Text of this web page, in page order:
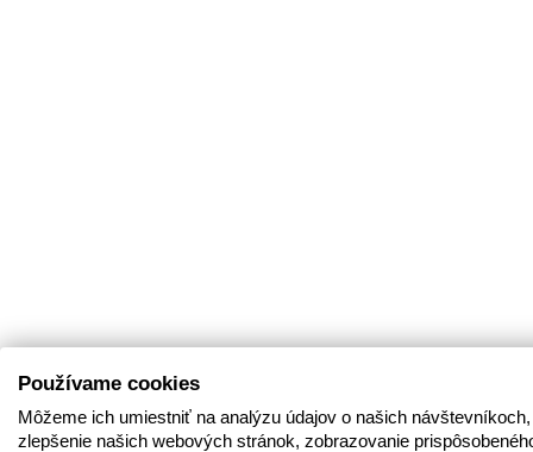
Používame cookies
Môžeme ich umiestniť na analýzu údajov o našich
zlepšenie našich webových stránok, zobrazovanie